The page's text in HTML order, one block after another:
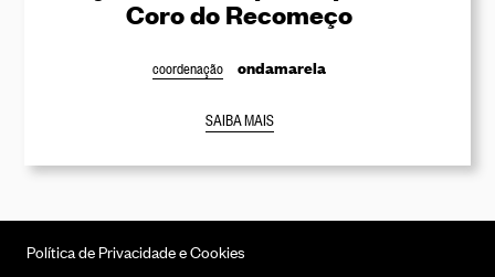
Coro do Recomeço
coordenação ondamarela
SAIBA MAIS
Política de Privacidade e Cookies